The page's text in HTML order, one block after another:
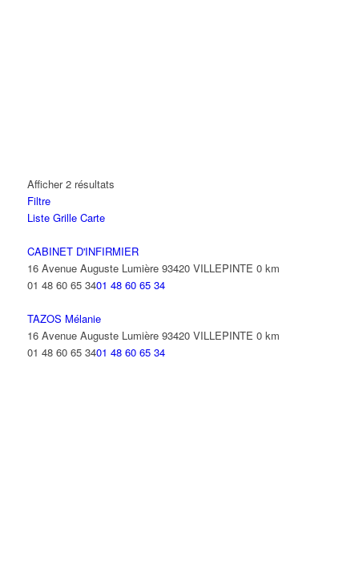
Afficher 2 résultats
Filtre
Liste Grille Carte
CABINET D'INFIRMIER
16 Avenue Auguste Lumière 93420 VILLEPINTE 0 km
01 48 60 65 3401 48 60 65 34
TAZOS Mélanie
16 Avenue Auguste Lumière 93420 VILLEPINTE 0 km
01 48 60 65 3401 48 60 65 34